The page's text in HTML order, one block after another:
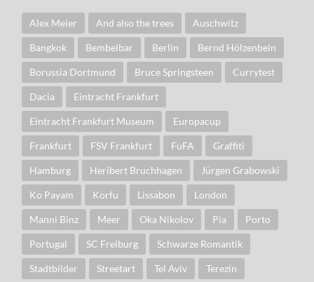
Alex Meier And also the trees Auschwitz
Bangkok Bembelbar Berlin Bernd Hölzenbein
Borussia Dortmund Bruce Springsteen Currytest
Dacia Eintracht Frankfurt
Eintracht Frankfurt Museum Europacup
Frankfurt FSV Frankfurt FuFA Graffiti
Hamburg Heribert Bruchhagen Jürgen Grabowski
Ko Payam Korfu Lissabon London
Manni Binz Meer Oka Nikolov Pia Porto
Portugal SC Freiburg Schwarze Romantik
Stadtbilder Streetart Tel Aviv Terezin